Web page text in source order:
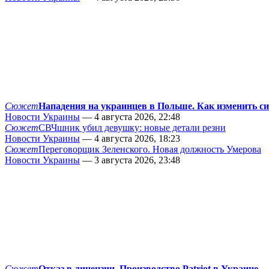
СюжетНападения на украинцев в Польше. Как изменить
Новости Украины — 4 августа 2026, 22:48
СюжетСВЧшник убил девушку: новые детали резни
Новости Украины — 4 августа 2026, 18:23
СюжетПереговорщик Зеленского. Новая должность Умерова
Новости Украины — 3 августа 2026, 23:48